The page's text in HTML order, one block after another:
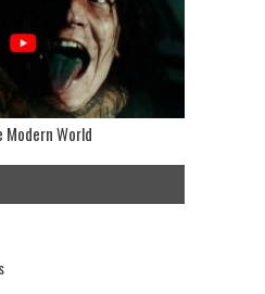
Modern World